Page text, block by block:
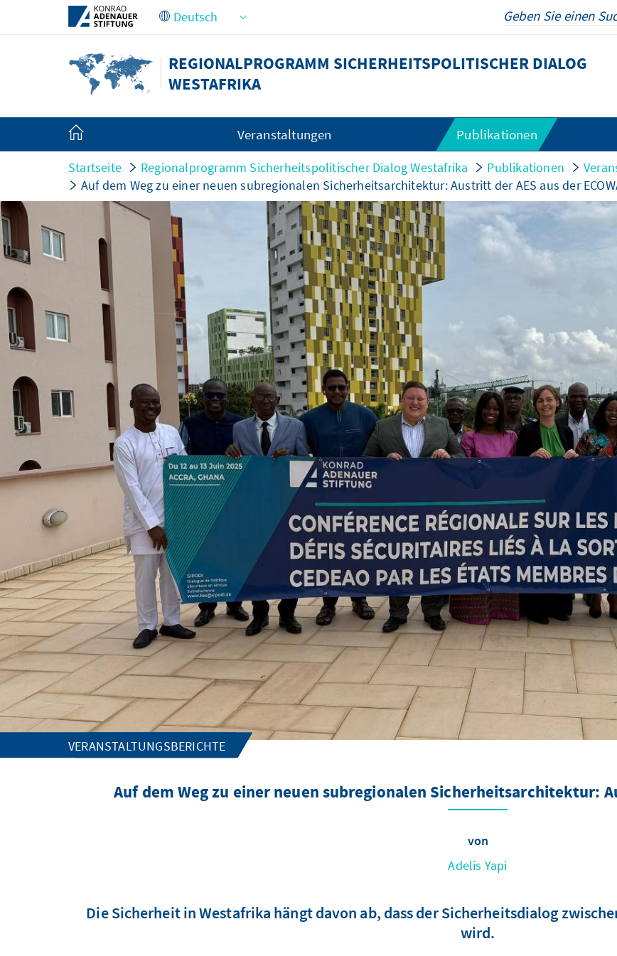
Zum Hauptinhalt springen
REGIONALPROGRAMM SICHERHEITSPOLITISCHER DIALOG
WESTAFRIKA
Veranstaltungen Publikationen
Startseite Regionalprogramm Sicherheitspolitischer Dialog Westafrika Publikationen
Auf dem Weg zu einer neuen subregionalen Sicherheitsarchitektur: Austritt der AES aus der
VERANSTALTUNGSBERICHTE
Auf dem Weg zu einer neuen subregionalen Sicherheitsarchitektur:
von
Adelis Yapi
Die Sicherheit in Westafrika hängt davon ab, dass der Sicherheitsdialog
wird.